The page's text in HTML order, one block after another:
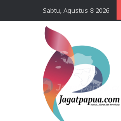
Sabtu, Agustus 8 2026